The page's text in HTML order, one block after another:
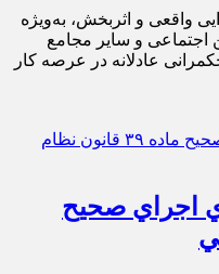
واقعی و اثربخش، به‌ویژه
اجتماعی و سایر مجامع
عادلانه در عرصه کار
اجراي صحيح